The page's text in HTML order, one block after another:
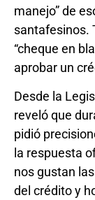
manejo” de
santafesinos.
“cheque en
aprobar un
Desde la
reveló que
pidió
la respuesta
nos gustan
del crédito y